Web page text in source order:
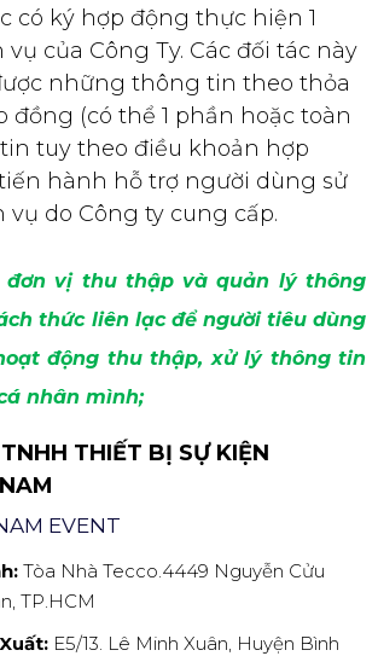
có ký hợp động thực hiện 1
của Công Ty. Các đối tác này
những thông tin theo thỏa
đồng (có thể 1 phần hoặc toàn
tuy theo điều khoản hợp
hành hỗ trợ người dùng sử
vụ do Công ty cung cấp.
vị thu thập và quản lý thông
thức liên lạc để người tiêu dùng
động thu thập, xử lý thông tin
nhân mình;
THIẾT BỊ SỰ KIỆN
EVENT
Tòa Nhà Tecco.4449 Nguyễn Cửu
TP.HCM
E5/13. Lê Minh Xuân, Huyện Bình